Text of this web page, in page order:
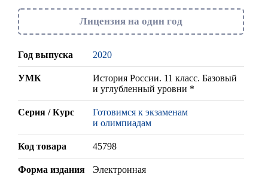
Лицензия на один год
Год выпуска 2020
УМК
История России. 11 класс. Базовый
и углубленный уровни *
Серия / Курс
Готовимся к экзаменам
и олимпиадам
Код товара 45798
Форма издания Электронная